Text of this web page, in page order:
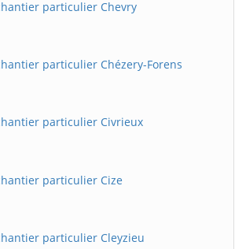
particulier Chevry
particulier Chézery-Forens
particulier Civrieux
particulier Cize
particulier Cleyzieu
BatiWebPro